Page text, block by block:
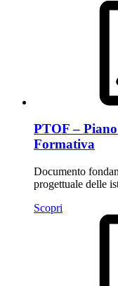
PTOF –
Formativa
Documento
progettuale delle
Scopri